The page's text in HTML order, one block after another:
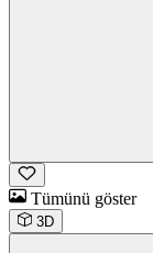
Tümünü göster
3D